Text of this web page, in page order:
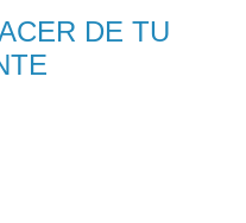
DE TU